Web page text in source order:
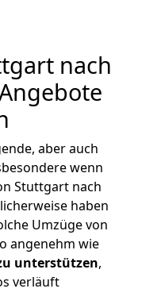
nach
aber auch
wenn
Stuttgart nach
haben
Umzüge von
angenehm wie
unterstützen,
verläuft